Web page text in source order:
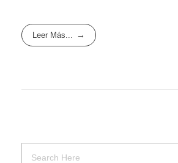
Leer Más...